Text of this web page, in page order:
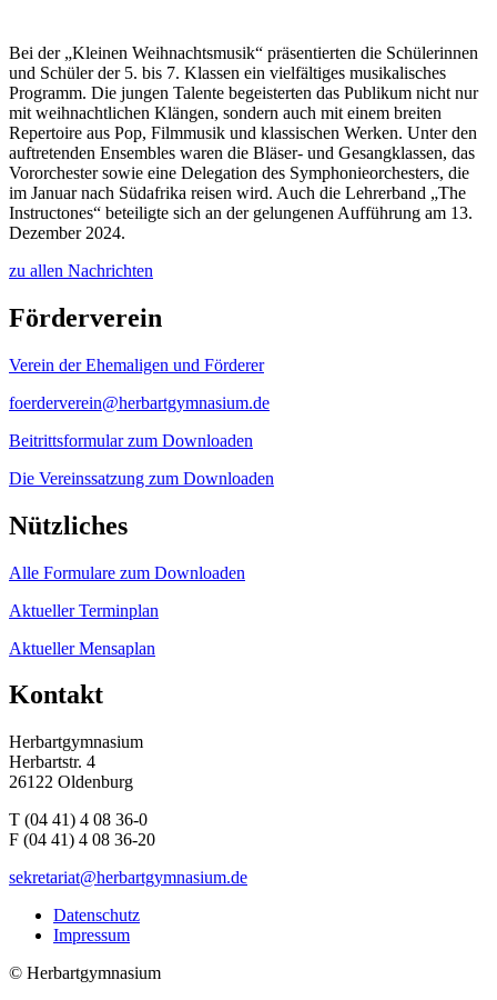
Bei der „Kleinen Weihnachtsmusik“ präsentierten die Schülerinnen
und Schüler der 5. bis 7. Klassen ein vielfältiges musikalisches
Programm. Die jungen Talente begeisterten das Publikum nicht nur
mit weihnachtlichen Klängen, sondern auch mit einem breiten
Repertoire aus Pop, Filmmusik und klassischen Werken. Unter den
auftretenden Ensembles waren die Bläser- und Gesangklassen, das
Vororchester sowie eine Delegation des Symphonieorchesters, die
im Januar nach Südafrika reisen wird. Auch die Lehrerband „The
Instructones“ beteiligte sich an der gelungenen Aufführung am 13.
Dezember 2024.
zu allen Nachrichten
Förderverein
Verein der Ehemaligen und Förderer
foerderverein@herbartgymnasium.de
Beitrittsformular zum Downloaden
Die Vereinssatzung zum Downloaden
Nützliches
Alle Formulare zum Downloaden
Aktueller Terminplan
Aktueller Mensaplan
Kontakt
Herbartgymnasium
Herbartstr. 4
26122 Oldenburg
T (04 41) 4 08 36-0
F (04 41) 4 08 36-20
sekretariat@herbartgymnasium.de
Datenschutz
Impressum
© Herbartgymnasium